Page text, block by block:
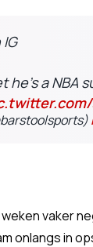
a NBA
vaker
onlangs in